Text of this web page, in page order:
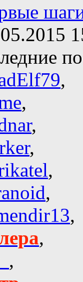
,
,
,
,
,
,
,
,
,